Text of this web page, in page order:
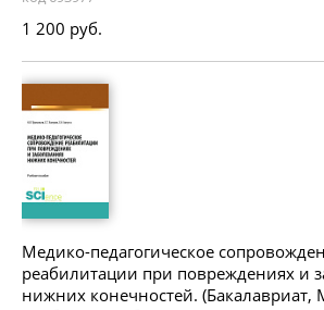
1 200 руб.
Медико-педагогическое
реабилитации при повреждениях и
нижних конечностей. (Бакалавриат,